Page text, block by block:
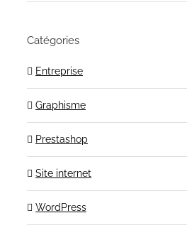
Catégories
Entreprise
Graphisme
Prestashop
Site internet
WordPress